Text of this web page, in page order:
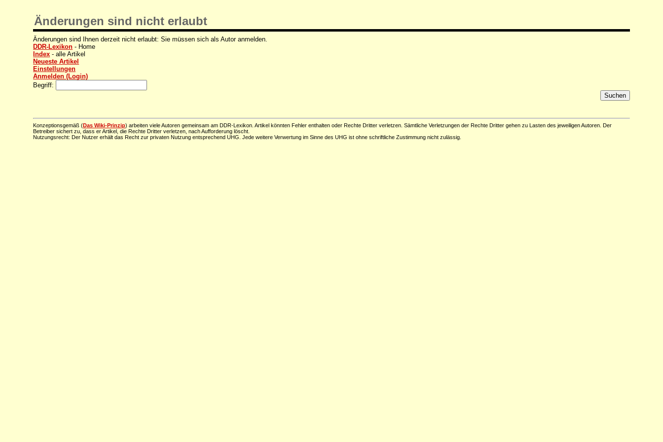
Änderungen sind nicht erlaubt
Änderungen sind Ihnen derzeit nicht erlaubt: Sie müssen sich als Autor anmelden.
DDR-Lexikon - Home
Index - alle Artikel
Neueste Artikel
Einstellungen
Anmelden (Login)
Begriff:
Konzeptionsgemäß (Das Wiki-Prinzip) arbeiten viele Autoren gemeinsam am DDR-Lexikon. Artikel könnten Fehler enthalten oder Rechte Dritter verletzen. Sämtliche Verletzungen der Rechte Dritter gehen zu Lasten des jeweiligen Autoren. Der
Betreiber sichert zu, dass er Artikel, die Rechte Dritter verletzen, nach Aufforderung löscht.
Nutzungsrecht: Der Nutzer erhält das Recht zur privaten Nutzung entsprechend UHG. Jede weitere Verwertung im Sinne des UHG ist ohne schriftliche Zustimmung nicht zulässig.